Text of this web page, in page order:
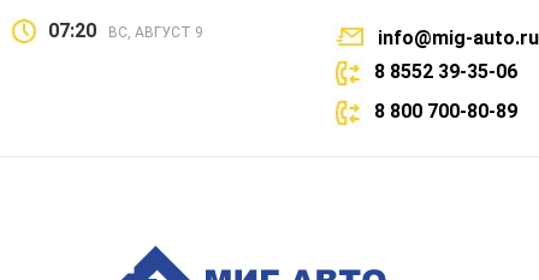
07:20 ВС, АВГУСТ 9
info@mig-auto.ru
8 8552 39-35-06
8 800 700-80-89